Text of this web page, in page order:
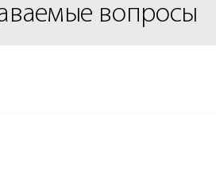
вопросы